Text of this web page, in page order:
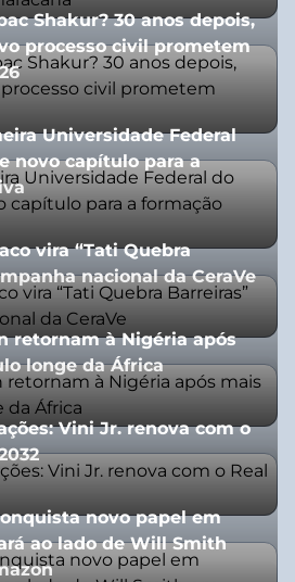
Shakur? 30 anos depois,
processo civil prometem
Universidade Federal
novo capítulo para a
vira “Tati Quebra
nacional da CeraVe
retornam à Nigéria após
longe da África
Vini Jr. renova com o
novo papel em
ao lado de Will Smith